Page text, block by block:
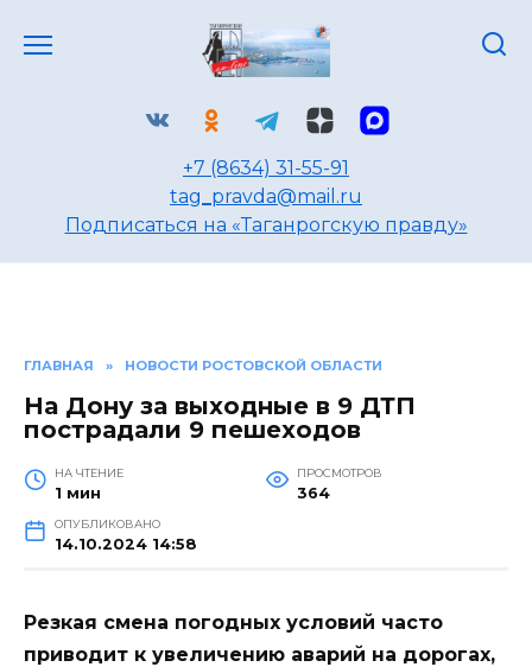
+7 (8634) 31-55-91
tag_pravda@mail.ru
Подписаться на «Таганрогскую правду»
ГЛАВНАЯ » НОВОСТИ РОСТОВСКОЙ ОБЛАСТИ
На Дону за выходные в 9 ДТП
пострадали 9 пешеходов
НА ЧТЕНИЕ
1 мин
ПРОСМОТРОВ
364
ОПУБЛИКОВАНО
14.10.2024 14:58
Резкая смена погодных условий часто
приводит к увеличению аварий на дорогах,